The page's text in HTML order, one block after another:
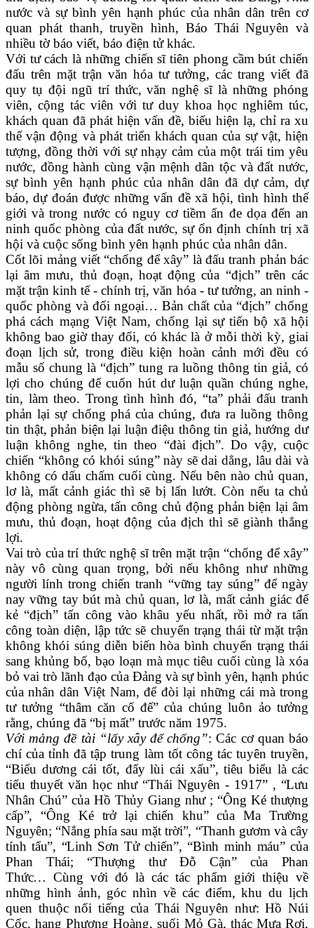
nước và sự bình yên hạnh phúc của nhân dân trên cơ
quan phát thanh, truyền hình, Báo Thái Nguyên và
nhiều tờ báo viết, báo điện tử khác.
Với tư cách là những chiến sĩ tiên phong cầm bút chiến
đấu trên mặt trận văn hóa tư tưởng, các trang viết đã
quy tụ đội ngũ trí thức, văn nghệ sĩ là những phóng
viên, cộng tác viên với tư duy khoa học nghiêm túc,
khách quan đã phát hiện vấn đề, biểu hiện lạ, chỉ ra xu
thế vận động và phát triển khách quan của sự vật, hiện
tượng, đồng thời với sự nhạy cảm của một trái tim yêu
nước, đồng hành cùng vận mệnh dân tộc và đất nước,
sự bình yên hạnh phúc của nhân dân đã dự cảm, dự
báo, dự đoán được những vấn đề xã hội, tình hình thế
giới và trong nước có nguy cơ tiềm ẩn đe dọa đến an
ninh quốc phòng của đất nước, sự ổn định chính trị xã
hội và cuộc sống bình yên hạnh phúc của nhân dân.
Cốt lõi mảng viết “chống để xây” là đấu tranh phản bác
lại âm mưu, thủ đoạn, hoạt động của “địch” trên các
mặt trận kinh tế - chính trị, văn hóa - tư tưởng, an ninh -
quốc phòng và đối ngoại… Bản chất của “địch” chống
phá cách mạng Việt Nam, chống lại sự tiến bộ xã hội
không bao giờ thay đổi, có khác là ở mỗi thời kỳ, giai
đoạn lịch sử, trong điều kiện hoàn cảnh mới đều có
mẫu số chung là “địch” tung ra luồng thông tin giả, có
lợi cho chúng để cuốn hút dư luận quần chúng nghe,
tin, làm theo. Trong tình hình đó, “ta” phải đấu tranh
phản lại sự chống phá của chúng, đưa ra luồng thông
tin thật, phản biện lại luận điệu thông tin giả, hướng dư
luận không nghe, tin theo “đài địch”. Do vậy, cuộc
chiến “không có khói súng” này sẽ dai dẳng, lâu dài và
không có dấu chấm cuối cùng. Nếu bên nào chủ quan,
lơ là, mất cảnh giác thì sẽ bị lấn lướt. Còn nếu ta chủ
động phòng ngừa, tấn công chủ động phản biện lại âm
mưu, thủ đoạn, hoạt động của địch thì sẽ giành thắng
lợi.
Vai trò của trí thức nghệ sĩ trên mặt trận “chống để xây”
này vô cùng quan trọng, bởi nếu không như những
người lính trong chiến tranh “vững tay súng” để ngày
nay vững tay bút mà chủ quan, lơ là, mất cảnh giác để
kẻ “địch” tấn công vào khâu yếu nhất, rồi mở ra tấn
công toàn diện, lập tức sẽ chuyển trạng thái từ mặt trận
không khói súng diễn biến hòa bình chuyển trạng thái
sang khủng bố, bạo loạn mà mục tiêu cuối cùng là xóa
bỏ vai trò lãnh đạo của Đảng và sự bình yên, hạnh phúc
của nhân dân Việt Nam, để đòi lại những cái mà trong
tư tưởng “thâm căn cố đế” của chúng luôn ảo tưởng
rằng, chúng đã “bị mất” trước năm 1975.
Với mảng đề tài “lấy xây để chống”: Các cơ quan báo
chí của tỉnh đã tập trung làm tốt công tác tuyên truyền,
“Biểu dương cái tốt, đẩy lùi cái xấu”, tiêu biểu là các
tiểu thuyết văn học như“Thái Nguyên - 1917” , “Lưu
Nhân Chú” củaHồ Thủy Giang như; “Ông Ké thượng
cấp”, “Ông Ké trở lại chiến khu”củaMa Trường
Nguyên; “Nắng phía sau mặt trời”, “Thanh gươm và cây
tính tẩu”, “Linh Sơn Tử chiến”, “Bình minh máu”của
Phan Thái; “Thượng thư Đỗ Cận” của Phan
Thức… Cùng với đó là các tác phẩm giới thiệu về
những hình ảnh, góc nhìn về các điểm, khu du lịch
quen thuộc nổi tiếng của Thái Nguyên như: Hồ Núi
Cốc, hang Phượng Hoàng, suối Mỏ Gà, thác Mưa Rơi,